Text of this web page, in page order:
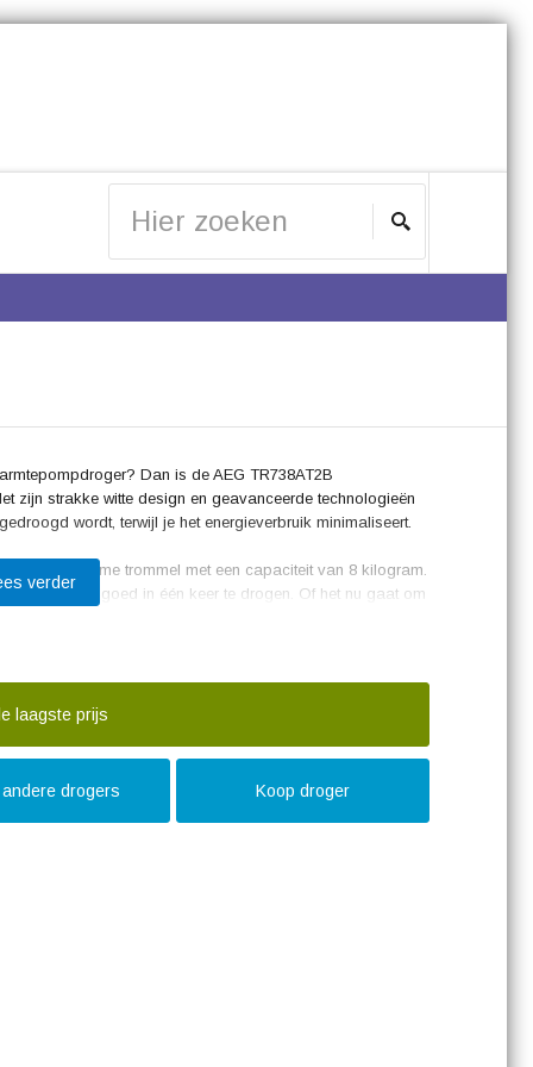
Dan is de AEG TR738AT2B
zijn strakke witte design en geavanceerde technologieën
wordt, terwijl je het energieverbruik minimaliseert.
over een ruime trommel met een capaciteit van 8 kilogram.
wasgoed in één keer te drogen. Of het nu gaat om
zorgt ervoor dat je kleding op een lagere temperatuur wordt
meegaat. Daarnaast zorgt deze technologie ook voor
energiezuinige modellen op de markt.
verder
laagste prijs
drogers Koop droger